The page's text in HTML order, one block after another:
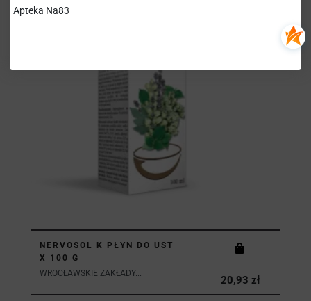
NERVOSOL K PŁYN DO UST
X 100 G
WROCŁAWSKIE ZAKŁADY...
20,93 zł
Apteka Na83